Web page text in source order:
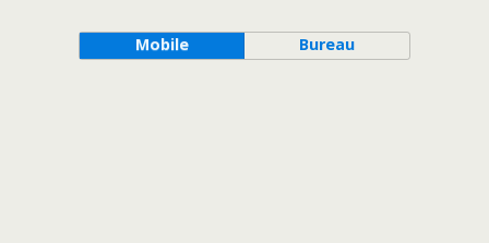
Mobile Bureau